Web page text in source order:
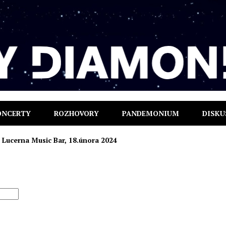
ROZHOVORY PANDEMONIUM
Music Bar, 18.února 2024